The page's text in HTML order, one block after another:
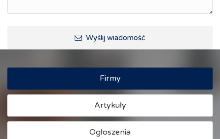
Wyślij wiadomość
Firmy
Artykuły
Ogłoszenia